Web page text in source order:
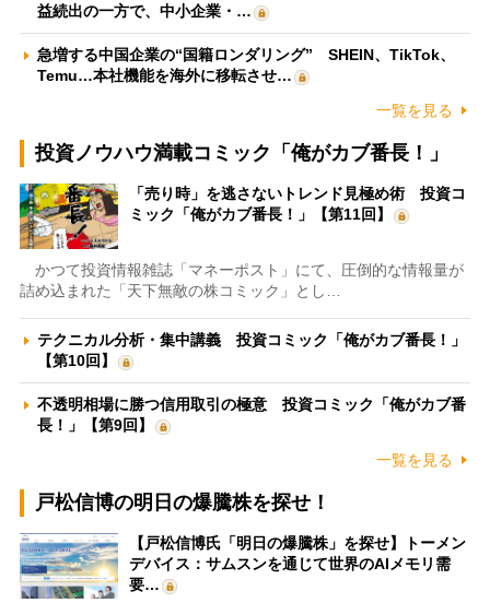
益続出の一方で、中小企業・…
急増する中国企業の“国籍ロンダリング” SHEIN、TikTok、
Temu…本社機能を海外に移転させ…
一覧を見る
投資ノウハウ満載コミック「俺がカブ番長！」
「売り時」を逃さないトレンド見極め術 投資コ
ミック「俺がカブ番長！」【第11回】
かつて投資情報雑誌「マネーポスト」にて、圧倒的な情報量が
詰め込まれた「天下無敵の株コミック」とし…
テクニカル分析・集中講義 投資コミック「俺がカブ番長！」
【第10回】
不透明相場に勝つ信用取引の極意 投資コミック「俺がカブ番
長！」【第9回】
一覧を見る
戸松信博の明日の爆騰株を探せ！
【戸松信博氏「明日の爆騰株」を探せ】トーメン
デバイス：サムスンを通じて世界のAIメモリ需
要…